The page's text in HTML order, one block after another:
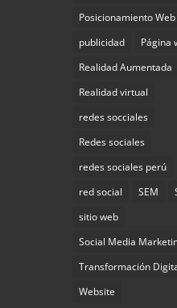
Posicionamiento
publicidad
Página
Realidad Aumentada
Realidad virtual
redes socciales
Redes sociales
redes sociales perú
red social
SEM
sitio web
Social Media
Transformación
Website